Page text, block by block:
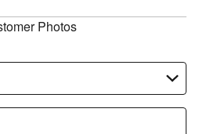
Photos